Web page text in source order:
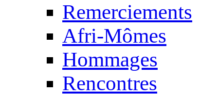
Remerciements
Afri-Mômes
Hommages
Rencontres